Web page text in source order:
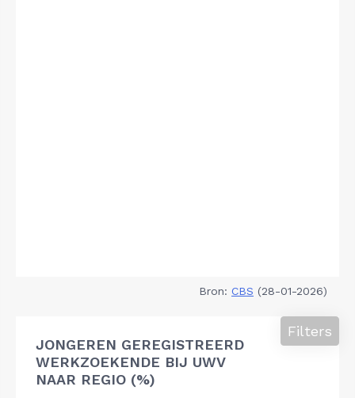
Bron: CBS (28-01-2026)
JONGEREN GEREGISTREERD
WERKZOEKENDE BIJ UWV
NAAR REGIO (%)
Filters